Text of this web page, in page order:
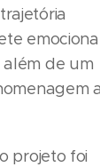
de um
a
projeto foi